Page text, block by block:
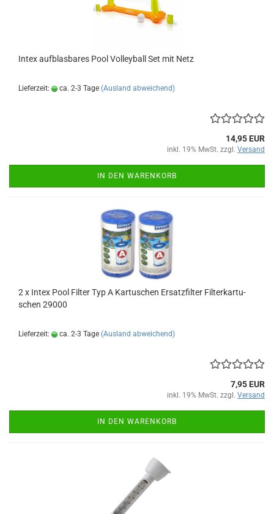
Intex auf­blas­ba­res Pool Vol­ley­ball Set mit Netz
Lieferzeit: ca. 2-3 Tage (Ausland abweichend)
14,95 EUR
inkl. 19% MwSt. zzgl. Versand
IN DEN WARENKORB
2 x Intex Pool Fil­ter Typ A Kar­tu­schen Er­satz­fil­ter Fil­ter­kar­tu­
schen 29000
Lieferzeit: ca. 2-3 Tage (Ausland abweichend)
7,95 EUR
inkl. 19% MwSt. zzgl. Versand
IN DEN WARENKORB